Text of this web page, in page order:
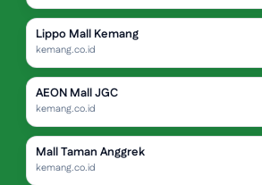
Lippo Mall Kemang
kemang.co.id
AEON Mall JGC
kemang.co.id
Mall Taman Anggrek
kemang.co.id